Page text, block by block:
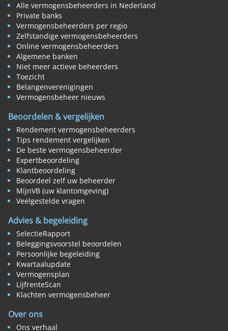
Alle vermogensbeheerders in Nederland
Private banks
Vermogensbeheerders per regio
Zelfstandige vermogensbeheerders
Online vermogensbeheerders
Algemene banken
Niet meer actieve beheerders
Toezicht
Belangenverenigingen
Vermogensbeheer nieuws
Beoordelen & vergelijken
Rendement vermogensbeheerders
Tips rendement vergelijken
De beste vermogensbeheerder
Expertbeoordeling
Klantbeoordeling
Beoordeel zelf uw beheerder
MijnVB (uw klantomgeving)
Veelgestelde vragen
Advies & begeleiding
SelectieRapport
Beleggingsvoorstel beoordelen
Persoonlijke begeleiding
Kwartaalupdate
Vermogensplan
LijfrenteScan
Klachten vermogensbeheer
Over ons
Ons verhaal